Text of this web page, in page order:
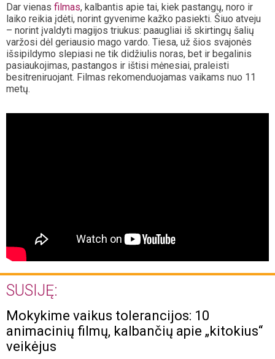
Dar vienas filmas, kalbantis apie tai, kiek pastangų, noro ir
laiko reikia įdėti, norint gyvenime kažko pasiekti. Šiuo atveju
– norint įvaldyti magijos triukus: paaugliai iš skirtingų šalių
varžosi dėl geriausio mago vardo. Tiesa, už šios svajonės
išsipildymo slepiasi ne tik didžiulis noras, bet ir begalinis
pasiaukojimas, pastangos ir ištisi mėnesiai, praleisti
besitreniruojant. Filmas rekomenduojamas vaikams nuo 11
metų.
SUSIJĘ:
Mokykime vaikus tolerancijos: 10
animacinių filmų, kalbančių apie „kitokius“
veikėjus